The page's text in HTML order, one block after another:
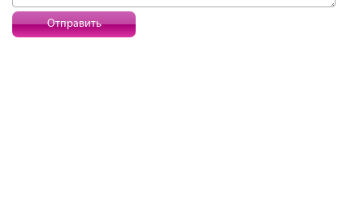
Отправить